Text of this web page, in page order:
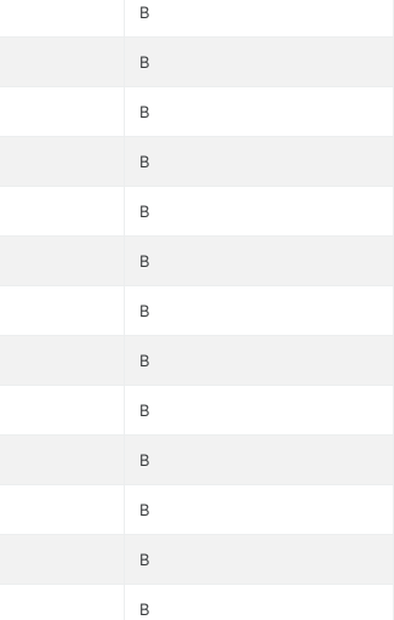
B
B
B
B
B
B
B
B
B
B
B
B
B